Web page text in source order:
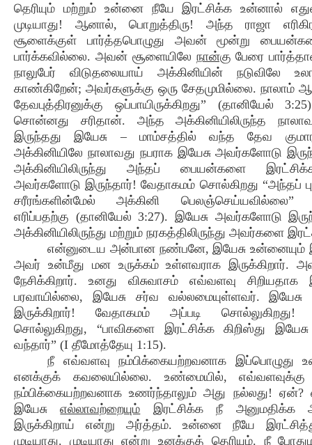
தெரியும் மற்றும் உன்னை நீயே இரட்சிக்க உன்னால்
முடியாது! ஆனால், பொறுத்திரு! அந்த ராஜா
சூளைக்குள் பார்த்தபொழுது அவன் மூன்று
பார்க்கவில்லை. அவன் சூளையிலே நான்கு பேரை
நாலுபேர் விடுதலையாய் அக்கினியின் நடுவிலே
காண்கிறேன்; அவர்களுக்கு ஒரு சேதமுமில்லை. நாலாம்
தேவபுத்திரனுக்கு ஒப்பாயிருக்கிறது” (தானியேல்
சொன்னது சரிதான். அந்த அக்கினியிலிருந்த
இருந்தது இயேசு – மாம்சத்தில் வந்த தேவ
அக்கினியிலே நாலாவது நபராக இயேசு அவர்களோடு
அக்கினியிலிருந்து அந்தப் பையன்களை
அவர்களோடு இருந்தார்! வேதாகமம் சொல்கிறது “அந்தப்
சரீரங்களின்மேல் அக்கினி
எரிப்பதற்கு (தானியேல் 3:27). இயேசு அவர்களோடு
அக்கினியிலிருந்து மற்றும் நரகத்திலிருந்து அவர்களை
என்னுடைய அன்பான நண்பனே, இயேசு உன்னையும்
அவர் உன்மீது மன உருக்கம் உள்ளவராக இருக்கிறார்.
நேசிக்கிறார். உனது விசுவாசம் எவ்வளவு சிறியதாக
பரவாயில்லை, இயேசு சர்வ வல்லமையுள்ளவர்.
இருக்கிறார்! வேதாகமம் அப்படி சொல்லுகிறது!
சொல்லுகிறது, “பாவிகளை இரட்சிக்க கிறிஸ்து
வந்தார்” (I தீமோத்தேயு 1:15).
நீ எவ்வளவு நம்பிக்கையற்றவனாக இப்பொழுது
எனக்குக் கவலையில்லை. உண்மையில், எவ்வளவுக்கு
நம்பிக்கையற்றவனாக உணர்ந்தாலும் அது நல்லது!
இயேசுஎல்லாவற்றையும் இரட்சிக்க நீ அனுமதிக்க
இருக்கிறாய் என்று அர்த்தம். உன்னை நீயே
முடியாது. முடியாது என்று உனக்குத் தெரியும். நீ